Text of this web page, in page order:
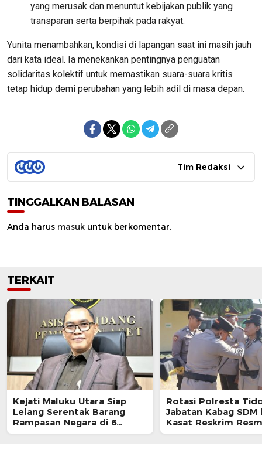
yang merusak dan menuntut kebijakan publik yang
transparan serta berpihak pada rakyat.
Yunita menambahkan, kondisi di lapangan saat ini masih jauh
dari kata ideal. Ia menekankan pentingnya penguatan
solidaritas kolektif untuk memastikan suara-suara kritis
tetap hidup demi perubahan yang lebih adil di masa depan.
Tim Redaksi
TINGGALKAN BALASAN
Anda harus masuk untuk berkomentar.
TERKAIT
Kejati Maluku Utara Siap
Lelang Serentak Barang
Rampasan Negara di 6
Kabupaten
Rotasi Polresta
Jabatan Kabag SDM
Kasat Reskrim
Berganti